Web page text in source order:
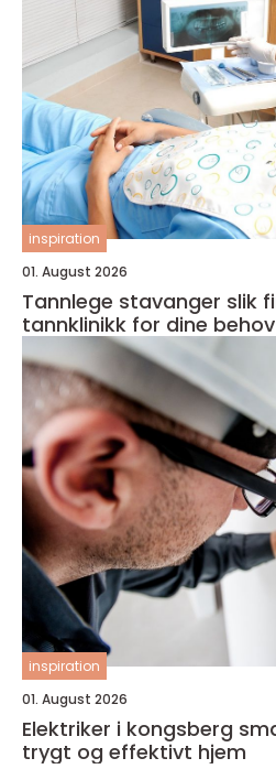
inspiration
01. August 2026
Tannlege stavanger slik finner du riktig
tannklinikk for dine behov
inspiration
01. August 2026
Elektriker i kongsberg smarte valg for et
trygt og effektivt hjem